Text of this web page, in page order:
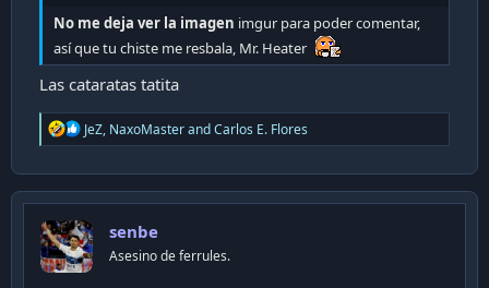
i
ó
n
No me deja ver la imagen imgur para poder comentar,
así que tu chiste me resbala, Mr. Heater
Las cataratas tatita
R
e
c
t
o
n
s
JeZ, NaxoMasterandCarlos E. Flores
senbe
Asesino de ferrules.